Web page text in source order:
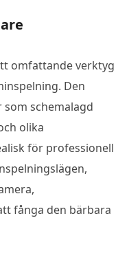
omfattande verktyg
Den
schemalagd
olika
för professionell
fånga den bärbara